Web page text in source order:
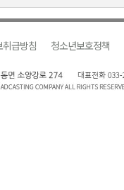
급방침 청소년보호정책